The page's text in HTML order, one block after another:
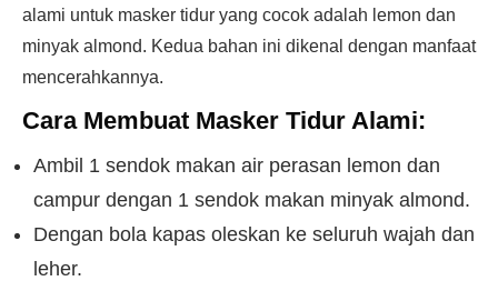
alami untuk masker tidur yang cocok adalah lemon dan
minyak almond. Kedua bahan ini dikenal dengan manfaat
mencerahkannya.
Cara Membuat Masker Tidur Alami:
Ambil 1 sendok makan air perasan lemon dan
campur dengan 1 sendok makan minyak almond.
Dengan bola kapas oleskan ke seluruh wajah dan
leher.